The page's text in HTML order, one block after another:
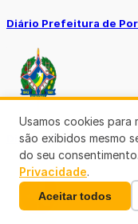
Diário Prefeitura de
Diário Oficial de RO
Usamos cookies para
são exibidos mesmo
do seu
Privacidade.
Aceitar todos